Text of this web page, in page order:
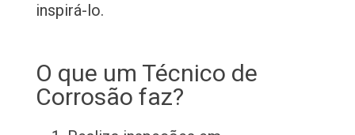
inspirá-lo.
O que um Técnico de
Corrosão faz?